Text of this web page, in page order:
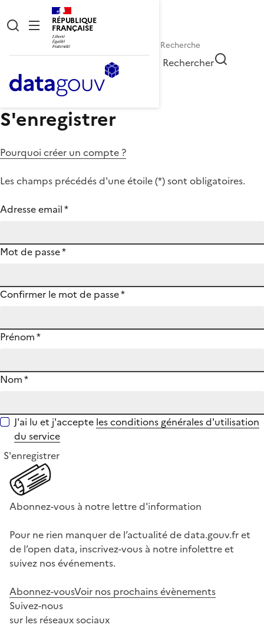
RÉPUBLIQUE
FRANÇAISE
Rechercher
S'enregistrer
Pourquoi créer un compte ?
Les champs précédés d'une étoile (*) sont obligatoires.
Adresse email*
Mot de passe*
Confirmer le mot de passe*
Prénom*
Nom*
J'ai lu et j'accepte les conditions générales d'utilisation
du service
S'enregistrer
Abonnez-vous à notre lettre d'information
Pour ne rien manquer de l’actualité de data.gouv.fr et
de l’open data, inscrivez-vous à notre infolettre et
suivez nos événements.
Abonnez-vousVoir nos prochains évènements
Suivez-nous
sur les réseaux sociaux